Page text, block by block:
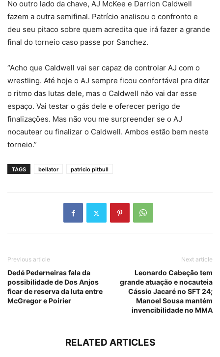
No outro lado da chave, AJ McKee e Darrion Caldwell
fazem a outra semifinal. Patrício analisou o confronto e
deu seu pitaco sobre quem acredita que irá fazer a grande
final do torneio caso passe por Sanchez.
“Acho que Caldwell vai ser capaz de controlar AJ com o
wrestling. Até hoje o AJ sempre ficou confortável pra ditar
o ritmo das lutas dele, mas o Caldwell não vai dar esse
espaço. Vai testar o gás dele e oferecer perigo de
finalizações. Mas não vou me surpreender se o AJ
nocautear ou finalizar o Caldwell. Ambos estão bem neste
torneio.”
TAGS bellator patricio pitbull
Previous article
Dedé Pederneiras fala da
possibilidade de Dos Anjos
ficar de reserva da luta entre
McGregor e Poirier
Next article
Leonardo Cabeção tem
grande atuação e nocauteia
Cássio Jacaré no SFT 24;
Manoel Sousa mantém
invencibilidade no MMA
RELATED ARTICLES